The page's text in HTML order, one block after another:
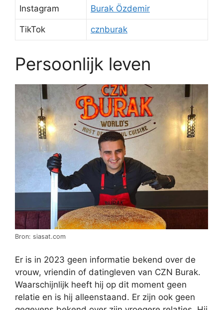
Instagram Burak Özdemir
TikTok cznburak
Persoonlijk leven
Bron: siasat.com
Er is in 2023 geen informatie bekend over de
vrouw, vriendin of datingleven van CZN Burak.
Waarschijnlijk heeft hij op dit moment geen
relatie en is hij alleenstaand. Er zijn ook geen